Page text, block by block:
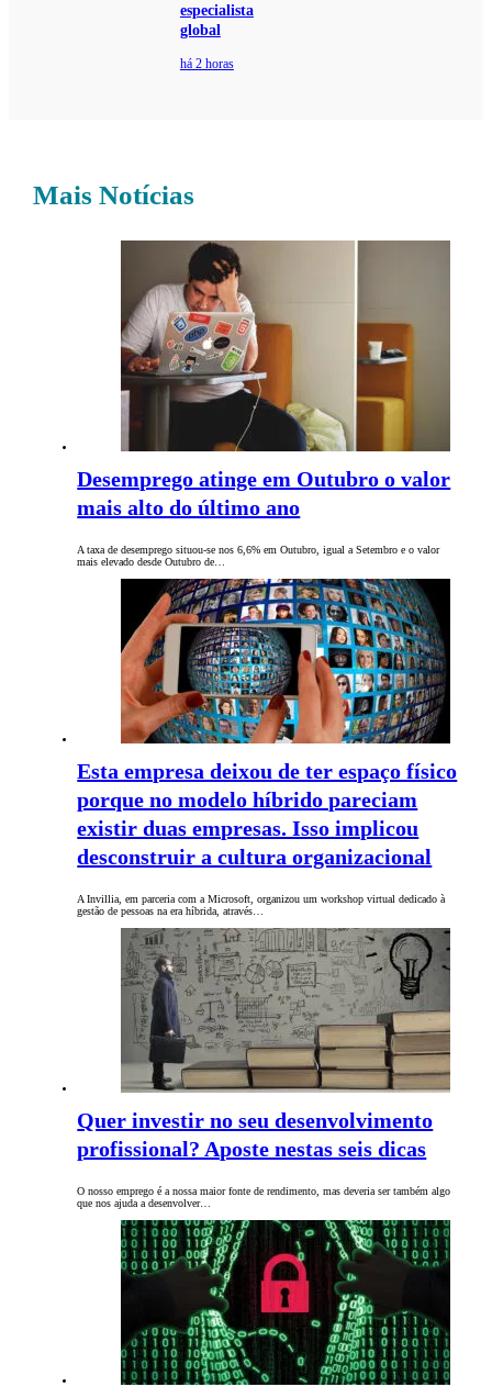
especialista
global
há 2 horas
Mais Notícias
Desemprego atinge em Outubro o valor
mais alto do último ano
A taxa de desemprego situou-se nos 6,6% em Outubro, igual a Setembro e o valor
mais elevado desde Outubro de…
Esta empresa deixou de ter espaço físico
porque no modelo híbrido pareciam
existir duas empresas. Isso implicou
desconstruir a cultura organizacional
A Invillia, em parceria com a Microsoft, organizou um workshop virtual dedicado à
gestão de pessoas na era híbrida, através…
Quer investir no seu desenvolvimento
profissional? Aposte nestas seis dicas
O nosso emprego é a nossa maior fonte de rendimento, mas deveria ser também algo
que nos ajuda a desenvolver…